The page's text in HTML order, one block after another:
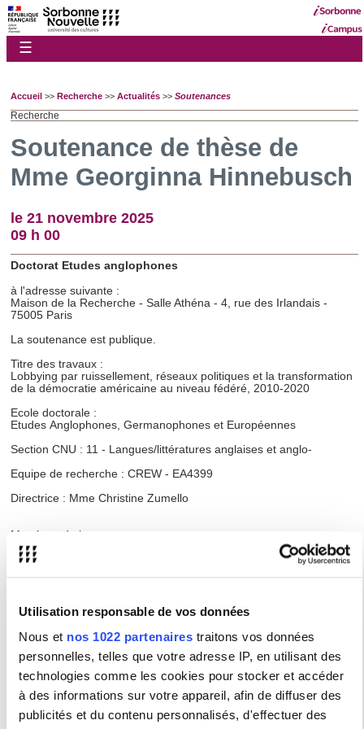
Utilisation responsable de vos données
Nous et nos 1022 partenaires traitons vos données
personnelles, telles que votre adresse IP, en utilisant des
technologies comme les cookies pour stocker et accéder
à des informations sur votre appareil, afin de diffuser des
publicités et du contenu personnalisés, d'effectuer des
☰
Accueil >> Recherche >> Actualités >> Soutenances
Recherche
Soutenance de thèse de
Mme Georginna Hinnebusch
le 21 novembre 2025
09 h 00
Doctorat Etudes anglophones
à l'adresse suivante :
Maison de la Recherche - Salle Athéna - 4, rue des Irlandais -
75005 Paris
La soutenance est publique.
Titre des travaux :
Lobbying par ruissellement, réseaux politiques et la transformation
de la démocratie américaine au niveau fédéré, 2010-2020
Ecole doctorale :
Etudes Anglophones, Germanophones et Européennes
Section CNU : 11 - Langues/littératures anglaises et anglo-
Equipe de recherche : CREW - EA4399
Directrice : Mme Christine Zumello
Membres du jury
Mme Coste Françoise, Professeur des universités
Directrice de l'Observatoire Amérique du Nord de l'Institut Jean-
M. Sparrow James, Professeur des universités
Université de Chicago (USA)
M. Vergniolle de Chantal François, Professeur des universités